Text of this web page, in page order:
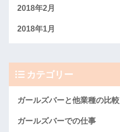
2018年2月
2018年1月
カテゴリー
ガールズバーと他業種の比較
ガールズバーでの仕事